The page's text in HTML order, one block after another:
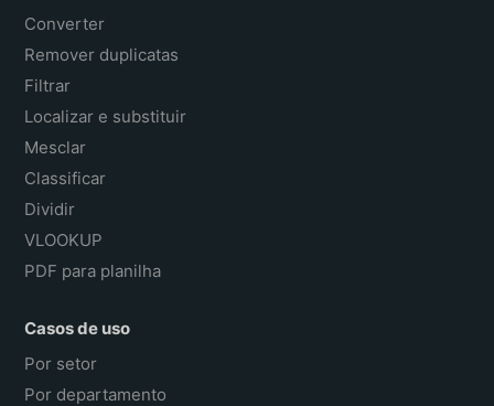
Converter
Remover duplicatas
Filtrar
Localizar e substituir
Mesclar
Classificar
Dividir
VLOOKUP
PDF para planilha
Casos de uso
Por setor
Por departamento